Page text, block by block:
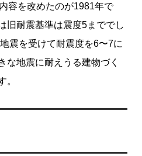
容を改めたのが1981年で
旧耐震基準は震度5まででし
震を受けて耐震度を6〜7に
な地震に耐えうる建物づく
。